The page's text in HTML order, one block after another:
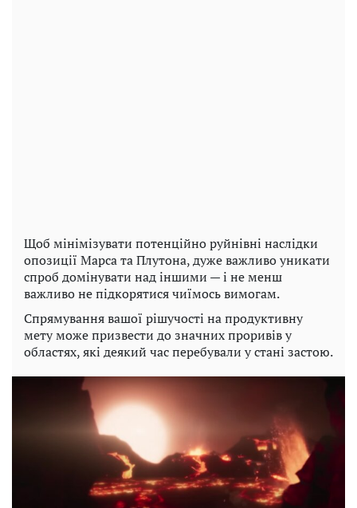
Щоб мінімізувати потенційно руйнівні наслідки
опозиції Марса та Плутона, дуже важливо уникати
спроб домінувати над іншими — і не менш
важливо не підкорятися чиїмось вимогам.
Спрямування вашої рішучості на продуктивну
мету може призвести до значних проривів у
областях, які деякий час перебували у стані застою.